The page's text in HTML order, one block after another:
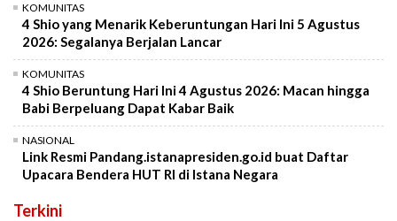
KOMUNITAS
4 Shio yang Menarik Keberuntungan Hari Ini 5 Agustus
2026: Segalanya Berjalan Lancar
KOMUNITAS
4 Shio Beruntung Hari Ini 4 Agustus 2026: Macan hingga
Babi Berpeluang Dapat Kabar Baik
NASIONAL
Link Resmi Pandang.istanapresiden.go.id buat Daftar
Upacara Bendera HUT RI di Istana Negara
Terkini